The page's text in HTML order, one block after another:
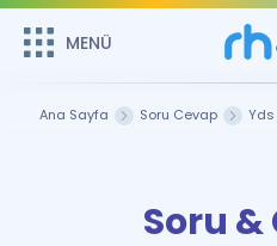
MENÜ
Remzi Hoca ile seni sınava
MENÜ
Çalışma Paketleri
Ana Sayfa Soru Cevap Yds
Soru